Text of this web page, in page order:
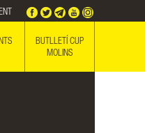
BUTLLETÍ CUP
MOLINS